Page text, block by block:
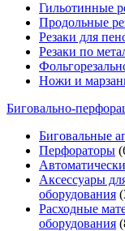
Гильотинные
Продольные
Резаки для
Резаки по
Ножи и
Биговально-
Биговальные
Перфораторы
Аксессуары
оборудования
Расходные
оборудования